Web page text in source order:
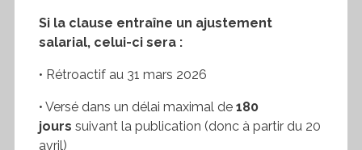
Si la clause entraîne un ajustement
salarial, celui-ci sera :
• Rétroactif au 31 mars 2026
• Versé dans un délai maximal de 180
jours suivant la publication (donc à partir du 20
avril)